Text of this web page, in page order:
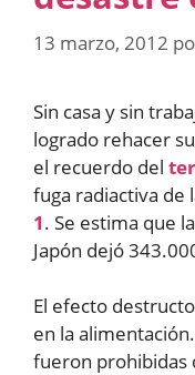
13 marzo, 2012
Sin casa y sin
logrado rehacer
el recuerdo del
fuga radiactiva de
1. Se estima que
Japón dejó
El efecto
en la
fueron prohibidas